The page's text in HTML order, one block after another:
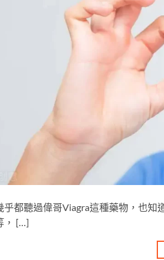
乎都聽過偉哥Viagra這種藥物，也
， […]